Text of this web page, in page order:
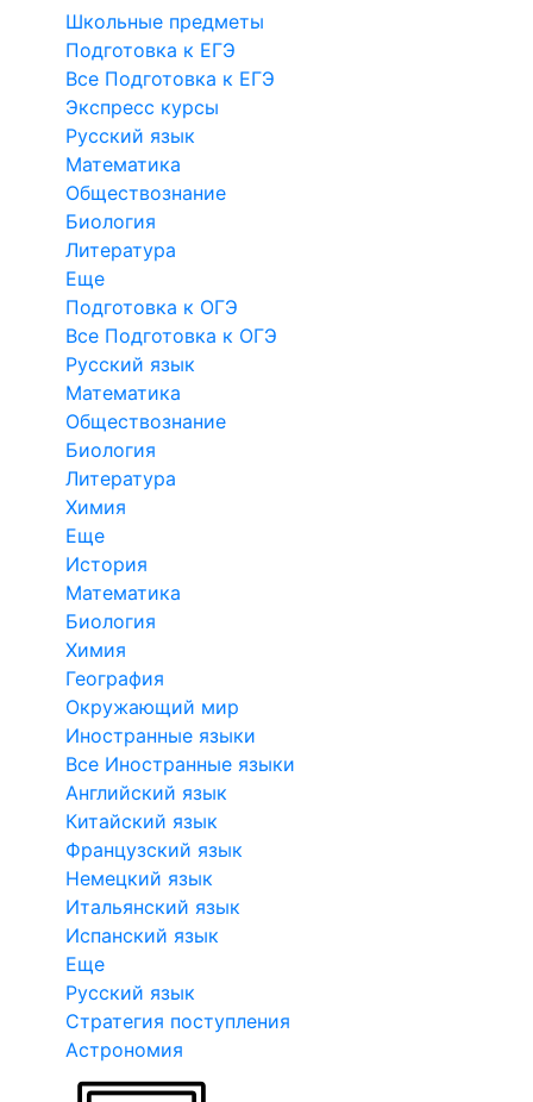
Школьные предметы
Подготовка к ЕГЭ
Все Подготовка к ЕГЭ
Экспресс курсы
Русский язык
Математика
Обществознание
Биология
Литература
Еще
Подготовка к ОГЭ
Все Подготовка к ОГЭ
Русский язык
Математика
Обществознание
Биология
Литература
Химия
Еще
История
Математика
Биология
Химия
География
Окружающий мир
Иностранные языки
Все Иностранные языки
Английский язык
Китайский язык
Французский язык
Немецкий язык
Итальянский язык
Испанский язык
Еще
Русский язык
Стратегия поступления
Астрономия